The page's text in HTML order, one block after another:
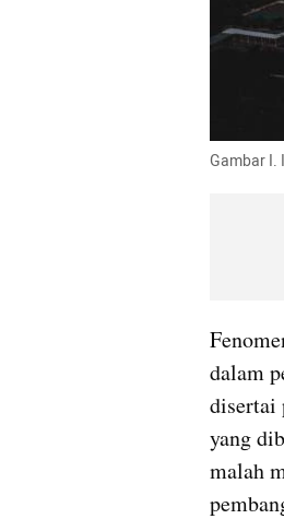
Gambar I.
dalam
disertai
yang
malah